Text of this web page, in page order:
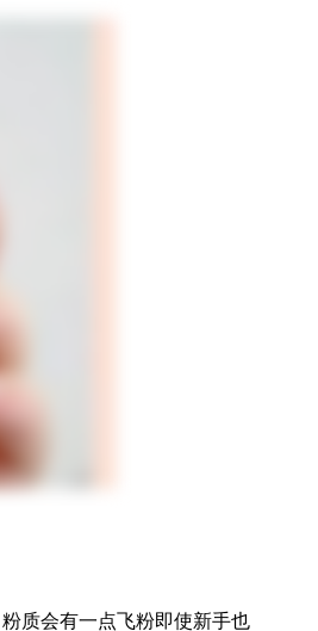
质会有一点飞粉即使新手也